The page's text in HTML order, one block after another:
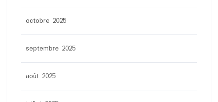
octobre 2025
septembre 2025
août 2025